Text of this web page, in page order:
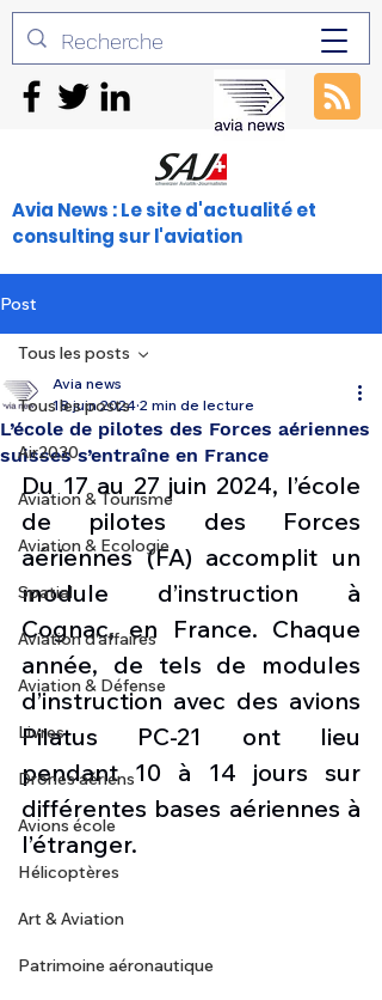
Avia News : Le site d'actualité et
consulting sur l'aviation
Post
Tous les posts
Air2030
Aviation & Tourisme
Aviation & Ecologie
Spatial
Aviation d'affaires
Aviation & Défense
Livres
Drones aériens
Avions école
Hélicoptères
Art & Aviation
Patrimoine aéronautique
Tous les posts
L’école de pilotes des Forces aériennes
suisses s’entraîne en France
Avia news
18 juin 2024 2 min de lecture
Du 17 au 27 juin 2024, l’école
de pilotes des Forces
aériennes (FA) accomplit un
module d’instruction à
Cognac, en France. Chaque
année, de tels de modules
d’instruction avec des avions
Pilatus PC-21 ont lieu
pendant 10 à 14 jours sur
différentes bases aériennes à
l’étranger.